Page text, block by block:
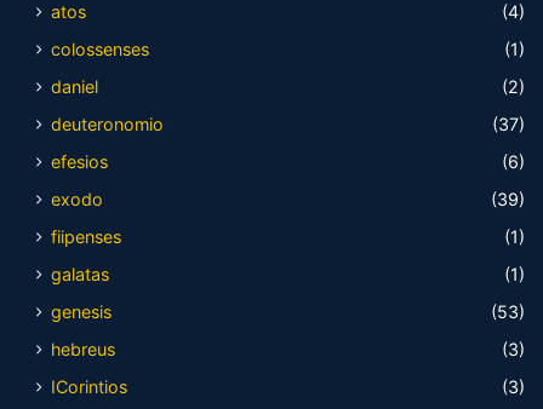
atos
(4)
colossenses
(1)
daniel
(2)
deuteronomio
(37)
efesios
(6)
exodo
(39)
fiipenses
(1)
galatas
(1)
genesis
(53)
hebreus
(3)
ICorintios
(3)